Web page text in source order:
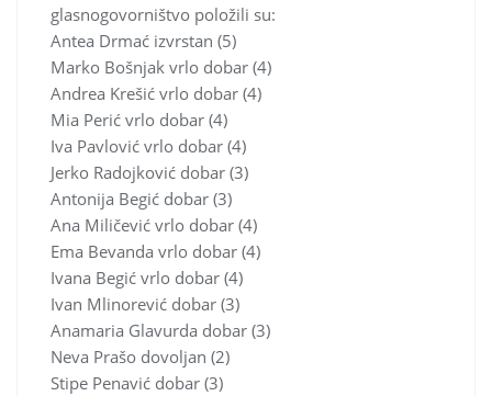
glasnogovorništvo položili su:
Antea Drmać izvrstan (5)
Marko Bošnjak vrlo dobar (4)
Andrea Krešić vrlo dobar (4)
Mia Perić vrlo dobar (4)
Iva Pavlović vrlo dobar (4)
Jerko Radojković dobar (3)
Antonija Begić dobar (3)
Ana Miličević vrlo dobar (4)
Ema Bevanda vrlo dobar (4)
Ivana Begić vrlo dobar (4)
Ivan Mlinorević dobar (3)
Anamaria Glavurda dobar (3)
Neva Prašo dovoljan (2)
Stipe Penavić dobar (3)